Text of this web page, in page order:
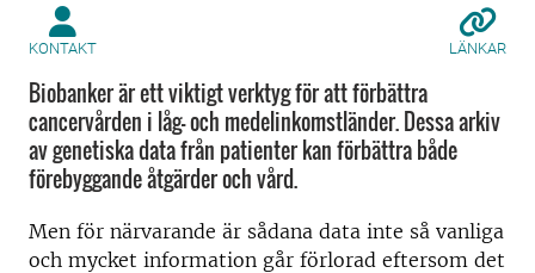
KONTAKT LÄNKAR
Biobanker är ett viktigt verktyg för att förbättra
cancervården i låg- och medelinkomstländer. Dessa arkiv
av genetiska data från patienter kan förbättra både
förebyggande åtgärder och vård.
Men för närvarande är sådana data inte så vanliga
och mycket information går förlorad eftersom det